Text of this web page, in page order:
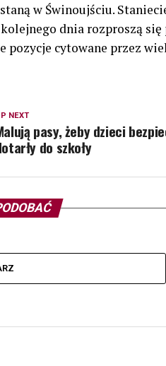
w Świnoujściu.
dnia rozproszą się
pozycje cytowane przez
NEXT
pasy, żeby dzieci
do szkoły